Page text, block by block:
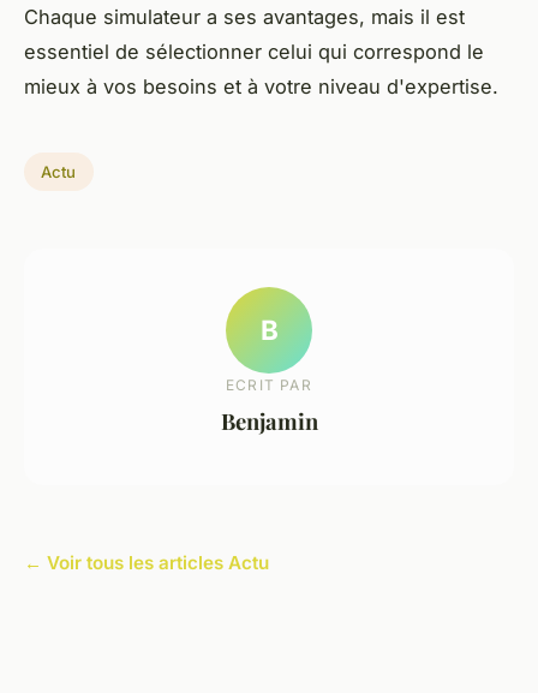
Chaque simulateur a ses avantages, mais il est
essentiel de sélectionner celui qui correspond le
mieux à vos besoins et à votre niveau d'expertise.
Actu
B
ECRIT PAR
Benjamin
← Voir tous les articles Actu